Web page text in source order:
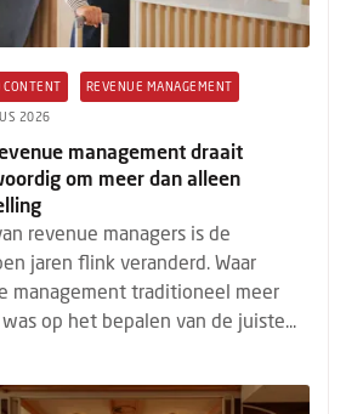
CONTENT REVENUE MANAGEMENT
2026
management draait
om meer dan alleen
revenue managers is de
jaren flink veranderd. Waar
management traditioneel meer
op het bepalen van de juiste...